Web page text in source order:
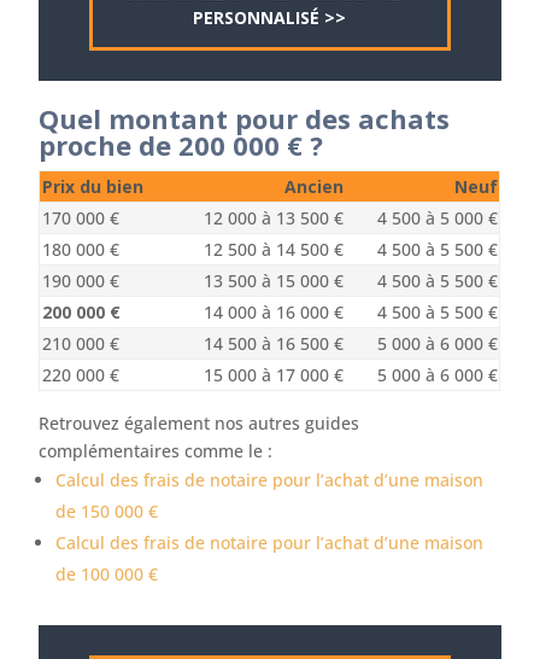
PERSONNALISÉ >>
Quel montant pour des achats
proche de 200 000 € ?
Prix du bien Ancien
Neuf
170 000 €
12 000 à 13 500 €
4 500 à 5 000 €
180 000 €
12 500 à 14 500 €
4 500 à 5 500 €
190 000 €
13 500 à 15 000 €
4 500 à 5 500 €
200 000 €
14 000 à 16 000 €
4 500 à 5 500 €
210 000 €
14 500 à 16 500 €
5 000 à 6 000 €
220 000 €
15 000 à 17 000 € 5 000 à 6 000 €
Retrouvez également nos autres guides
complémentaires comme le :
Calcul des frais de notaire pour l’achat d’une maison
de 150 000 €
Calcul des frais de notaire pour l’achat d’une maison
de 100 000 €